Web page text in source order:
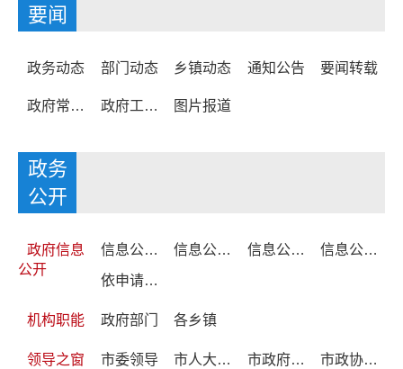
要闻
政务动态 部门动态 乡镇动态 通知公告 要闻转载
政府常务会议 政府工作报告 图片报道
政务
公开
政府信息
公开
信息公开制度 信息公开指南 信息公开年报
信息公开目录
依申请公开
机构职能 政府部门 各乡镇
领导之窗 市委领导 市人大领导 市政府领导 市政协领导